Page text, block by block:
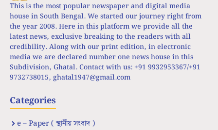
This is the most popular newspaper and digital media
house in South Bengal. We started our journey right from
the year 2008. Here in this platform we provide all the
latest news, exclusive breaking to the readers with all
credibility. Along with our print edition, in electronic
media we are declared number one news house in this
Subdivision, Ghatal. Contact with us: +91 9932953367/+91
9732738015, ghatal1947@gmail.com
Categories
e – Paper ( স্থানীয় সংবাদ )